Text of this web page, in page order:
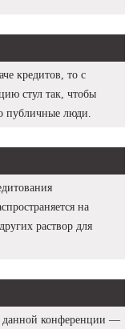
кредитов, то с
стул так, чтобы
публичные люди.
на
раствор для
данной конференции —